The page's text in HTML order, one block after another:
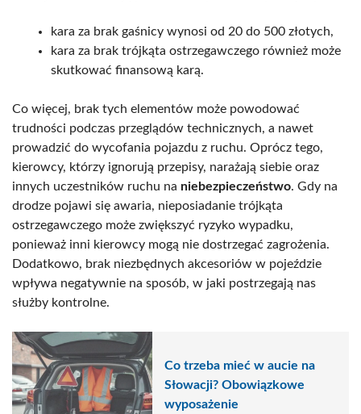
kara za brak gaśnicy wynosi od 20 do 500 złotych,
kara za brak trójkąta ostrzegawczego również może
skutkować finansową karą.
Co więcej, brak tych elementów może powodować
trudności podczas przeglądów technicznych, a nawet
prowadzić do wycofania pojazdu z ruchu. Oprócz tego,
kierowcy, którzy ignorują przepisy, narażają siebie oraz
innych uczestników ruchu na niebezpieczeństwo. Gdy na
drodze pojawi się awaria, nieposiadanie trójkąta
ostrzegawczego może zwiększyć ryzyko wypadku,
ponieważ inni kierowcy mogą nie dostrzegać zagrożenia.
Dodatkowo, brak niezbędnych akcesoriów w pojeździe
wpływa negatywnie na sposób, w jaki postrzegają nas
służby kontrolne.
Co trzeba mieć w aucie na
Słowacji? Obowiązkowe
wyposażenie